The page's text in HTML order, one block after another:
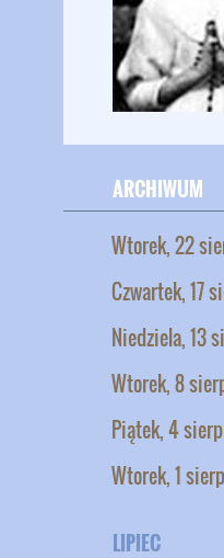
ARCHIWUM
Wtorek, 22
Czwartek, 17
Niedziela, 13
Wtorek, 8
Piątek, 4
Wtorek, 1
LIPIEC